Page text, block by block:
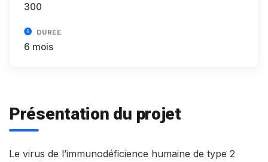
300
DURÉE
6 mois
Présentation du projet
Le virus de l’immunodéficience humaine de type 2